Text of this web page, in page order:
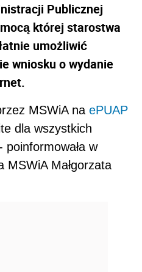
Publicznej
której starostwa
umożliwić
wniosku o wydanie
MSWiA na ePUAP
dla wszystkich
poinformowała w
MSWiA Małgorzata